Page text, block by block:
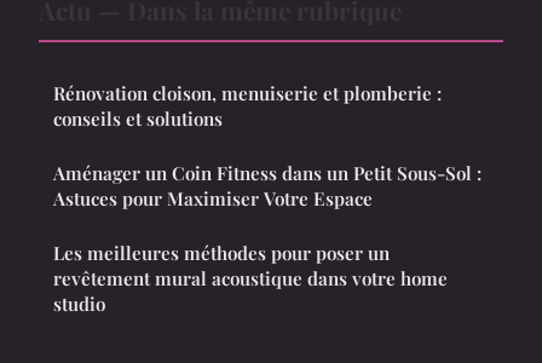
Rénovation cloison, menuiserie et plomberie :
conseils et solutions
Aménager un Coin Fitness dans un Petit Sous-Sol :
Astuces pour Maximiser Votre Espace
Les meilleures méthodes pour poser un
revêtement mural acoustique dans votre home
studio